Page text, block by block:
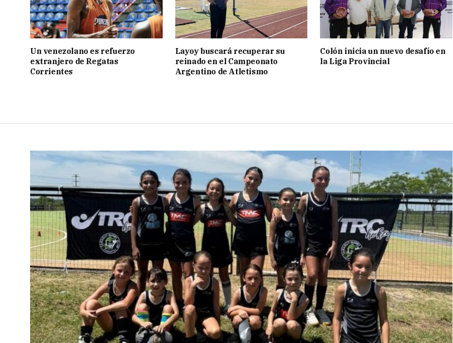
Un venezolano es refuerzo
extranjero de Regatas
Corrientes
Layoy buscará recuperar su
reinado en el Campeonato
Argentino de Atletismo
Colón inicia un nuevo desafío en
la Liga Provincial